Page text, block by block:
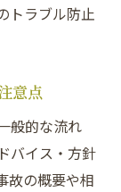
トラブル防止
意点
般的な流れ
バイス・方針
故の概要や相